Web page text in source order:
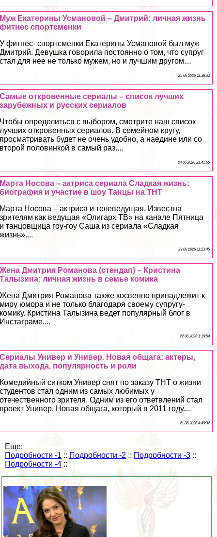
Муж Екатерины Усмановой – Дмитрий: личная жизнь
фитнес спортсменки
У фитнес- спортсменки Екатерины Усмановой был муж
Дмитрий. Девушка говорила постоянно о том, что супруг
стал для нее не только мужем, но и лучшим другом....
25 06 2026 11:38:33
Самые откровенные сериалы – список лучших
зарубежных и русских сериалов
Чтобы определиться с выбором, смотрите наш список
лучших откровенных сериалов. В семейном кругу,
просматривать будет не очень удобно, а наедине или со
второй половинкой в самый раз....
24 06 2026 21:41:55
Марта Носова – актриса сериала Сладкая жизнь:
биография и участие в шоу Танцы на ТНТ
Марта Носова – актриса и телеведущая. Известна
зрителям как ведущая «Олигарх ТВ» на канале Пятница
и танцовщица гоу-гоу Саша из сериала «Сладкая
жизнь»....
23 06 2026 11:23:45
Жена Дмитрия Романова (стендап) – Кристина
Талызина: личная жизнь в семье комика
Жена Дмитрия Романова также косвенно принадлежит к
миру юмора и не только благодаря своему супругу-
комику. Кристина Талызина ведет популярный блог в
Инстаграме....
22 06 2026 1:19:54
Сериалы Универ и Универ. Новая общага: актеры,
дата выхода, популярность и роли
Комедийный ситком Универ снят по заказу ТНТ о жизни
студентов стал одним из самых любимых у
отечественного зрителя. Одним из его ответвлений стал
проект Универ. Новая общага, который в 2011 году....
21 06 2026 4:49:32
Еще:
Подробности -1 :: Подробности -2 :: Подробности -3 ::
Подробности -4 ::